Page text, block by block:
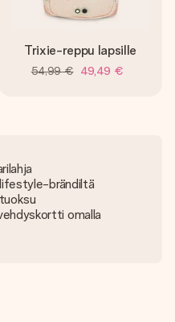
Trixie-reppu lapsille
54,99 € 49,49 €
brändiltä
omalla